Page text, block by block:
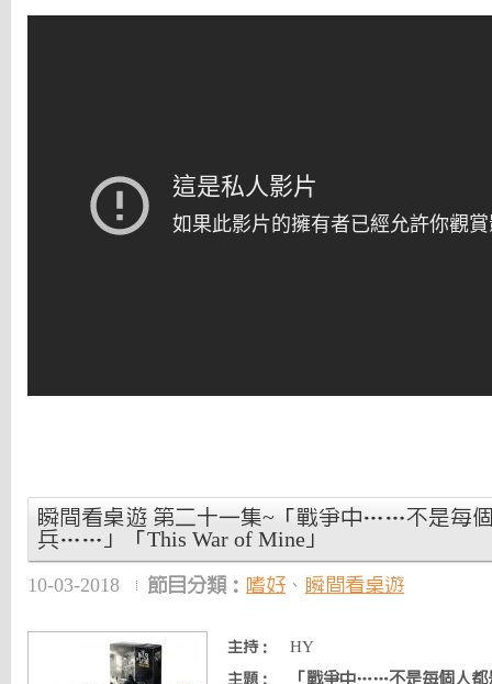
瞬間看桌遊 第二十一集~「戰爭中……不是每
兵……」「This War of Mine」
10-03-2018 節目分類： 嗜好 、 瞬間看桌遊
主持： HY
主題：
「戰爭中……不是每個人